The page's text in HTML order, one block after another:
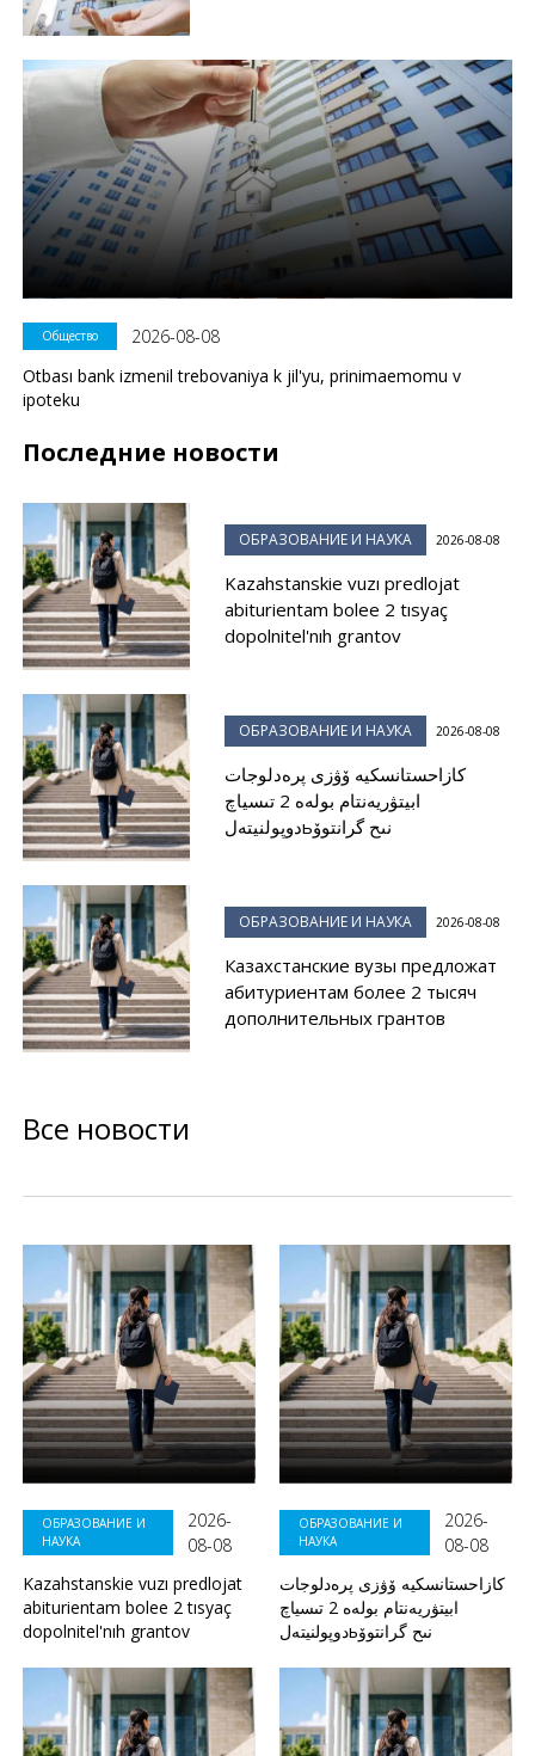
Общество
2026-08-08
Otbası bank izmenil trebovaniya k jil'yu, prinimaemomu v
ipoteku
Последние новости
ОБРАЗОВАНИЕ И НАУКА 2026-08-08
Kazahstanskie vuzı predlojat
abiturientam bolee 2 tısyaç
dopolnitel'nıh grantov
ОБРАЗОВАНИЕ И НАУКА 2026-08-08
كازاحستانسكيە ۆۋزى پرەدلوجات
ابيتۋريەنتام بولەە 2 تىسياچ
دوپولنيتەلьنىح گرانتوۆ
ОБРАЗОВАНИЕ И НАУКА 2026-08-08
Казахстанские вузы предложат
абитуриентам более 2 тысяч
дополнительных грантов
Все новости
ОБРАЗОВАНИЕ И
НАУКА
2026-
08-08
Kazahstanskie vuzı predlojat
abiturientam bolee 2 tısyaç
dopolnitel'nıh grantov
ОБРАЗОВАНИЕ И
НАУКА
2026-
08-08
كازاحستانسكيە ۆۋزى پرەدلوجات
ابيتۋريەنتام بولەە 2 تىسياچ
دوپولنيتەلьنىح گرانتوۆ